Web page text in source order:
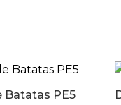
Batatas PE5